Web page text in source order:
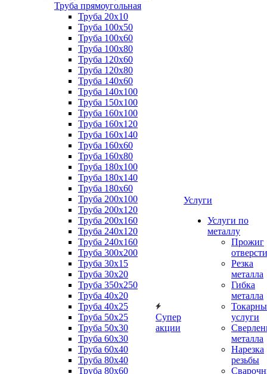
Труба прямоугольная
Труба 20x10
Труба 100x50
Труба 100x60
Труба 100x80
Труба 120x60
Труба 120x80
Труба 140x60
Труба 140x100
Труба 150x100
Труба 160x100
Труба 160x120
Труба 160x140
Труба 160x60
Труба 160x80
Труба 180x100
Труба 180x140
Труба 180x60
Труба 200x100
Труба 200x120
Труба 200x160
Труба 240x120
Труба 240x160
Труба 300x200
Труба 30x15
Труба 30x20
Труба 350x250
Труба 40x20
Труба 40x25
Труба 50x25
Труба 50x30
Труба 60x30
Труба 60x40
Труба 80x40
Труба 80x60
Супер
акции
Услуги
Услуги по
металлу
Прожиг
Резка
металла
Гибка
металла
услуги
металла
Нарезка
резьбы